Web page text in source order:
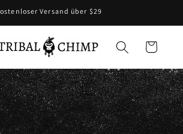
Versand über $29
Warenkorb